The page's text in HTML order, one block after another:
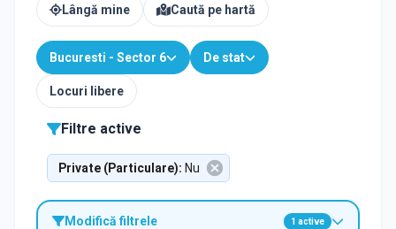
Lângă mine Caută pe hartă
Bucuresti - Sector 6 De stat
Locuri libere
Filtre active
Private (Particulare): Nu
Modifică filtrele 1 active